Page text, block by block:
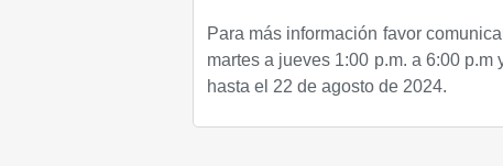
Para más información favor
martes a jueves 1:00 p.m. a 6:00
hasta el 22 de agosto de 2024.